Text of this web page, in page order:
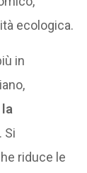
ecologica.
in
. Si
riduce le